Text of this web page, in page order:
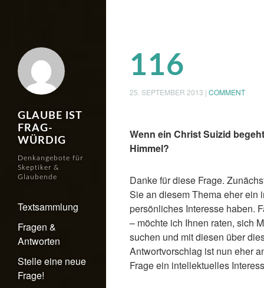
GLAUBE IST
FRAG-
WÜRDIG
Denkangebote für
Skeptiker &
Glaubende
Textsammlung
Fragen &
Antworten
Stelle eine neue
Frage!
116
25. SEPTEMBER 2013 | COMMENT
Wenn ein Christ Suizid
Himmel?
Danke für diese Frage.
Sie an diesem Thema eher ein
persönliches Interesse haben.
– möchte ich Ihnen raten, sich
suchen und mit diesen über
Antwortvorschlag ist nun eher
Frage ein intellektuelles